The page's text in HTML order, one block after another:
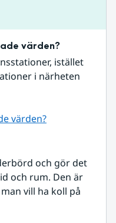
värden?
istället
i närheten
värden?
och gör det
och rum. Den är
vill ha koll på